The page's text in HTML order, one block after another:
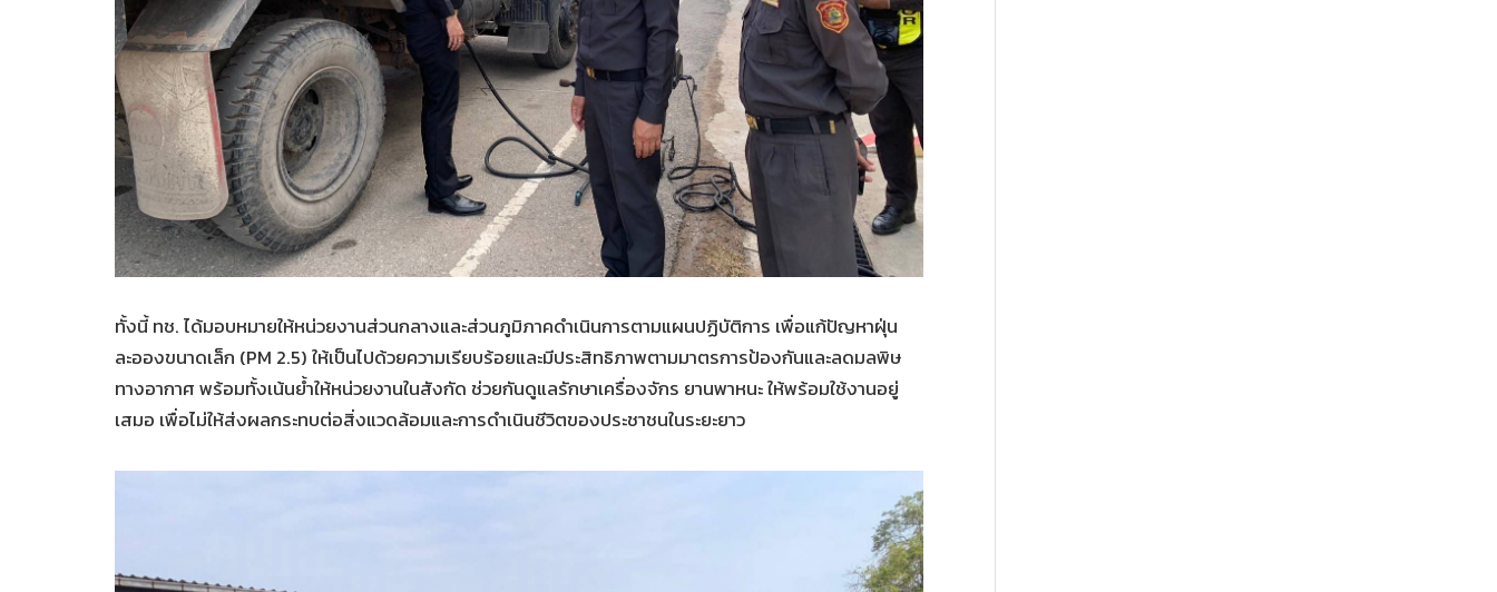
ทั้งนี้ ทช. ได้มอบหมายให้หน่วยงานส่วนกลางและส่วนภูมิภาคดำเนินการตามแผนปฏิบัติการ เพื่อแก้ปัญหาฝุ่น
ละอองขนาดเล็ก (PM 2.5) ให้เป็นไปด้วยความเรียบร้อยและมีประสิทธิภาพตามมาตรการป้องกันและลดมลพิษ
ทางอากาศ พร้อมทั้งเน้นย้ำให้หน่วยงานในสังกัด ช่วยกันดูแลรักษาเครื่องจักร ยานพาหนะ ให้พร้อมใช้งานอยู่
เสมอ เพื่อไม่ให้ส่งผลกระทบต่อสิ่งแวดล้อมและการดำเนินชีวิตของประชาชนในระยะยาว